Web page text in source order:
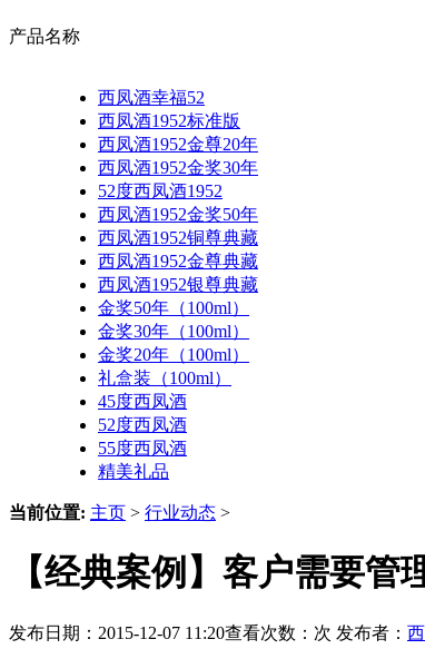
产品名称
西凤酒幸福52
西凤酒1952标准版
西凤酒1952金尊20年
西凤酒1952金奖30年
52度西凤酒1952
西凤酒1952金奖50年
西凤酒1952铜尊典藏
西凤酒1952金尊典藏
西凤酒1952银尊典藏
金奖50年（100ml）
金奖30年（100ml）
金奖20年（100ml）
礼盒装（100ml）
45度西凤酒
52度西凤酒
55度西凤酒
精美礼品
当前位置: 主页 > 行业动态 >
【经典案例】客户需要管
发布日期：2015-12-07 11:20查看次数： 次 发布者：